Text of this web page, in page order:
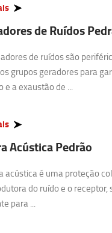
de Ruídos
de ruídos são
grupos geradores para
e a exaustão de ...
Acústica Pedrão
acústica é uma proteção
do ruído e o receptor,
para ...